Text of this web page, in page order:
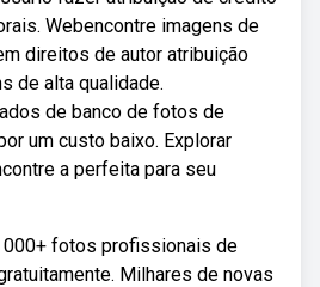
Webencontre imagens de
direitos de autor atribuição
de alta qualidade.
de banco de fotos de
um custo baixo. Explorar
a perfeita para seu
000+ fotos profissionais de
Milhares de novas